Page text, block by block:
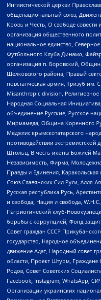
Инглистической церкви
общенациональный союз,
Кровь и Честь, О свободе
организация общественного
национальное единство,
Футбольного Клуба Динамо,
организация п. Боровский,
Щелковского района, Правый
повстанческая армия, Тризуб им.
Misanthropic division, Религиозное
Народная Социальная
объединение Русские, Русское
Мирмамеда, Община Коренного
Меджлис крымскотатарского
противодействии экстремистской
Штольц, В честь иконы Божией
Независимость, Фирма,
Правды и Единения,
Союз Славянских Сил Руси, Алля-
Русская республика Русь,
и свобода, Нация и свобода,
Патриотический клуб-
борьбы с коррупцией, Фонд
Совет граждан СССР
государство, Народное
движение Адат, Народный совет
области, Проект Штурм, Граждане
Родов, Совет Советских
Facebook, Instagram, WhatsApp,
Организации украинских